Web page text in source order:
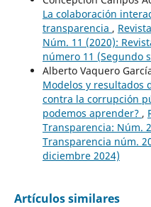
La colaboración
transparencia ,
Núm. 11 (2020):
número 11 (Segundo
Alberto Vaquero
Modelos y resultados
contra la corrupción
podemos aprender? ,
Transparencia: Núm.
Transparencia núm.
diciembre 2024)
Artículos similares